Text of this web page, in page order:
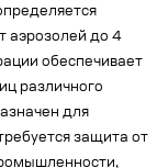
аэрозолей до 4
обеспечивает
различного
для
защита от